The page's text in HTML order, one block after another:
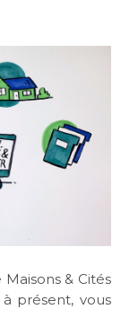
& Cités
présent, vous